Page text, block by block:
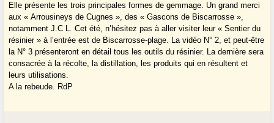
Elle présente les trois principales formes de gemmage. Un grand merci
aux « Arrousineys de Cugnes », des « Gascons de Biscarrosse »,
notamment J.C L. Cet été, n’hésitez pas à aller visiter leur « Sentier du
résinier » à l’entrée est de Biscarrosse-plage. La vidéo N° 2, et peut-être
la N° 3 présenteront en détail tous les outils du résinier. La dernière sera
consacrée à la récolte, la distillation, les produits qui en résultent et
leurs utilisations.
A la rebeude. RdP